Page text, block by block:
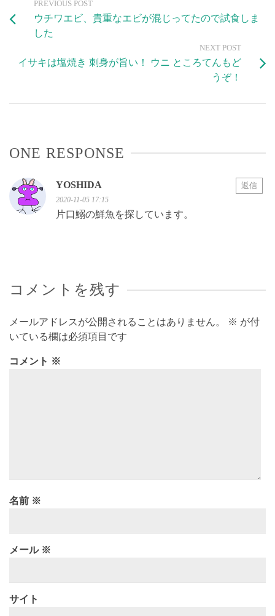
PREVIOUS POST
ウチワエビ、貴重なエビが混じってたので試食しま
した
NEXT POST
イサキは塩焼き 刺身が旨い！ ウニ ところてんもど
うぞ！
ONE RESPONSE
YOSHIDA
2020-11-05 17:15
片口鰯の鮮魚を探しています。
返信
コメントを残す
メールアドレスが公開されることはありません。 ※ が付
いている欄は必須項目です
コメント ※
名前 ※
メール ※
サイト